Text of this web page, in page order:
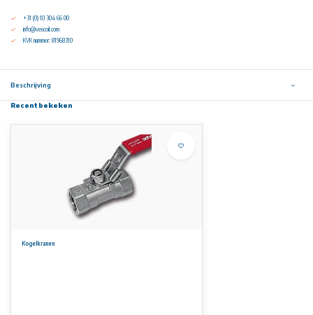
+31 (0) 10 304 66 00
info@vescoil.com
KVK nummer: 81968310
Beschrijving
Recent bekeken
Kogelkranen